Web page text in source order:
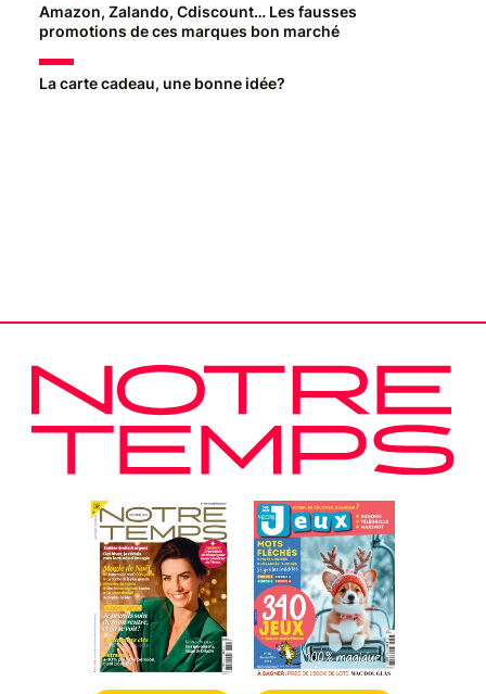
Amazon, Zalando, Cdiscount… Les fausses
promotions de ces marques bon marché
La carte cadeau, une bonne idée?